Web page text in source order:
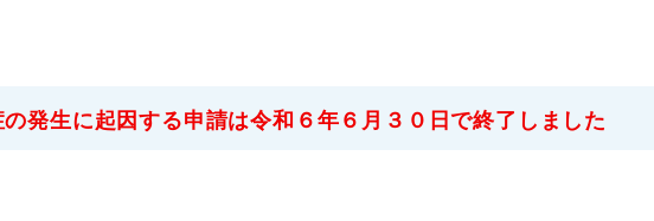
発生に起因する申請は令和６年６月３０日で終了しました